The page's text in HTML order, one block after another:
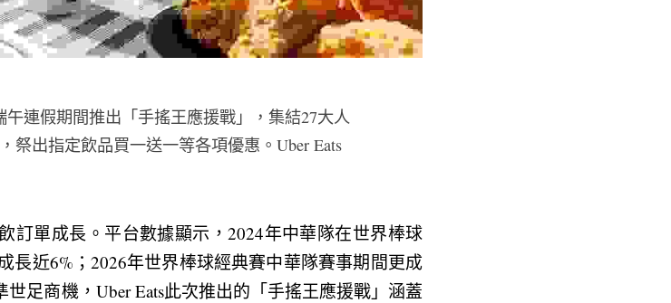
午連假期間推出「手搖王應援戰」，集結27大人
祭出指定飲品買一送一等各項優惠。Uber Eats
訂單成長。平台數據顯示，2024年中華隊在世界棒球
長近6%；2026年世界棒球經典賽中華隊賽事期間更成
足商機，Uber Eats此次推出的「手搖王應援戰」涵蓋